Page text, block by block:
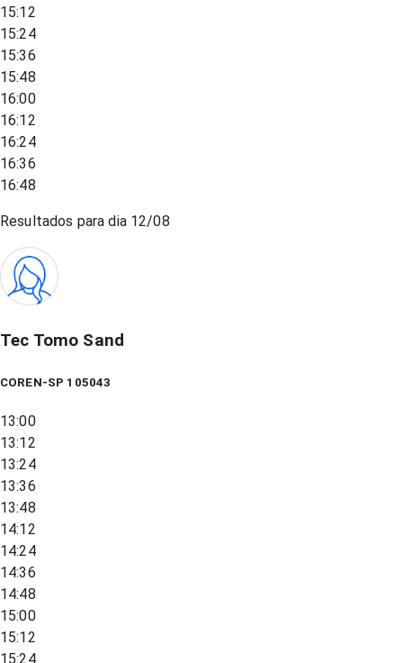
15:12
15:24
15:36
15:48
16:00
16:12
16:24
16:36
16:48
Resultados para dia 12/08
Tec Tomo Sand
COREN-SP 105043
13:00
13:12
13:24
13:36
13:48
14:12
14:24
14:36
14:48
15:00
15:12
15:24